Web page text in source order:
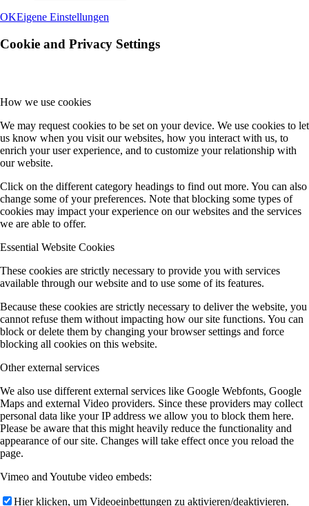
OKEigene Einstellungen
Cookie and Privacy Settings
How we use cookies
We may request cookies to be set on your device. We use cookies to let
us know when you visit our websites, how you interact with us, to
enrich your user experience, and to customize your relationship with
our website.
Click on the different category headings to find out more. You can also
change some of your preferences. Note that blocking some types of
cookies may impact your experience on our websites and the services
we are able to offer.
Essential Website Cookies
These cookies are strictly necessary to provide you with services
available through our website and to use some of its features.
Because these cookies are strictly necessary to deliver the website, you
cannot refuse them without impacting how our site functions. You can
block or delete them by changing your browser settings and force
blocking all cookies on this website.
Other external services
We also use different external services like Google Webfonts, Google
Maps and external Video providers. Since these providers may collect
personal data like your IP address we allow you to block them here.
Please be aware that this might heavily reduce the functionality and
appearance of our site. Changes will take effect once you reload the
page.
Vimeo and Youtube video embeds:
Hier klicken, um Videoeinbettungen zu aktivieren/deaktivieren.